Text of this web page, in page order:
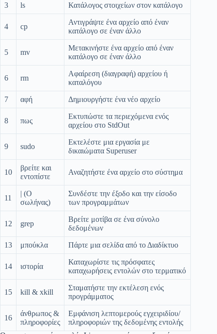
3 ls Κατάλογος στοιχείων στον κατάλογο
4 cp
Αντιγράψτε ένα αρχείο από έναν
κατάλογο σε έναν άλλο
5 mv
Μετακινήστε ένα αρχείο από έναν
κατάλογο σε έναν άλλο
6 rm
Αφαίρεση (διαγραφή) αρχείου ή
καταλόγου
7 αφή Δημιουργήστε ένα νέο αρχείο
8 πως
Εκτυπώστε τα περιεχόμενα ενός
αρχείου στο StdOut
9 sudo
Εκτελέστε μια εργασία με
δικαιώματα Superuser
10
βρείτε και
εντοπίστε
Αναζητήστε ένα αρχείο στο σύστημα
11
| (Ο
σωλήνας)
Συνδέστε την έξοδο και την είσοδο
των προγραμμάτων
12 grep
Βρείτε μοτίβα σε ένα σύνολο
δεδομένων
13 μπούκλα Πάρτε μια σελίδα από το Διαδίκτυο
14 ιστορία
Καταχωρίστε τις πρόσφατες
καταχωρήσεις εντολών στο τερματικό
15 kill & xkill
Σταματήστε την εκτέλεση ενός
προγράμματος
16
άνθρωπος &
πληροφορίες
Εμφάνιση λεπτομερούς εγχειριδίου/
πληροφοριών της δεδομένης εντολής